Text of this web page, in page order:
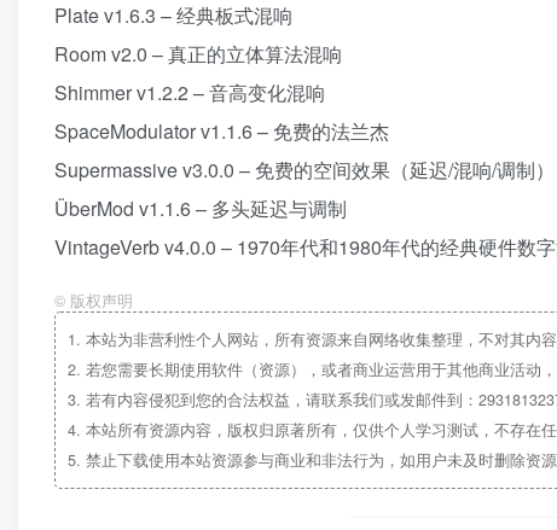
Plate v1.6.3 – 经典板式混响
Room v2.0 – 真正的立体算法混响
Shimmer v1.2.2 – 音高变化混响
SpaceModulator v1.1.6 – 免费的法兰杰
Supermassive v3.0.0 – 免费的空间效果（延迟/混响/调制）
ÜberMod v1.1.6 – 多头延迟与调制
VintageVerb v4.0.0 – 1970年代和1980年代的经典硬件数字
© 版权声明
1. 本站为非营利性个人网站，所有资源来自网络收集整理，不对其内
2. 若您需要长期使用软件（资源），或者商业运营用于其他商业活动
3. 若有内容侵犯到您的合法权益，请联系我们或发邮件到：
4. 本站所有资源内容，版权归原著所有，仅供个人学习测试，不存在
5. 禁止下载使用本站资源参与商业和非法行为，如用户未及时删除资